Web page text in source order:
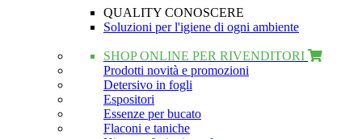
QUALITY CONOSCERE
Soluzioni per l'igiene di ogni ambiente
SHOP ONLINE PER RIVENDITORI
Prodotti novità e promozioni
Detersivo in fogli
Espositori
Essenze per bucato
Flaconi e taniche